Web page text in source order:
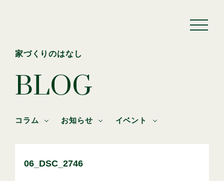
家づくりのはなし
BLOG
コラム お知らせ イベント
06_DSC_2746